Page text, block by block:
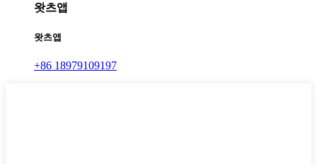
왓츠앱
왓츠앱
+86 18979109197